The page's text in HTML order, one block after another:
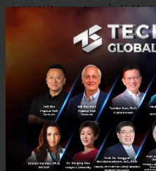
จากการประมวลผลและทำ AI,
Personalization กันเจ๋งๆซักที ดันมี
กุมภาพันธ์ 19, 2020| ByTechsauce
Tech & Biz CTO CMO PDPA big-